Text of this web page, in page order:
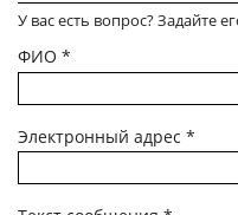
У вас есть вопрос? Задайте
ФИО *
Электронный адрес *